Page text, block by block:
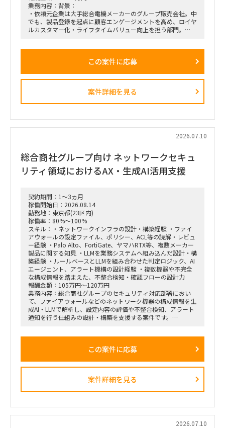
業務内容：背景：
・依頼元企業は大手総合電機メーカーのグループ販売会社。中
でも、製品登録を起点に顧客エンゲージメントを高め、ロイヤ
ルカスタマー化・ライフタイムバリュー向上を担う部門。
クト＝ヘッドホン・スピーカー等）を担当し、新規ビジネスの
・新規開発と既存カテゴリービジネスを限られたリソースで回
不可欠。だがその専門人材が社内におらず、既存メンバーが兼
務で対応。
依頼業務：
・データ統合／製販オペレーション。日次・週次・月次の各頻
度で売上状況を見て在庫補給を判断し、月末月初に実績を踏ま
・様々な種類・量のデータをざっと紐解き、経営層が意思決定
しやすい形／現場でオペレーションが回る形に整理。
性が良い。1〜2ヶ月でガッツリ作り込み、担当が1人抜けても
成立する状態にしたい。
この案件に応募
案件詳細を見る
2026.07.10
総合商社グループ向け ネットワークセキュ
リティ領域におけるAX・生成AI活用支援
契約期間：1～3ヵ月
稼働開始日：2026.08.14
勤務地：東京都(23区内)
稼働率：80%～100%
スキル：・ネットワークインフラの設計・構築経験 ・ファイ
アウォールの設定ファイル、ポリシー、ACL等の読解・レビュ
ー経験 ・Palo Alto、FortiGate、ヤマハRTX等、複数メーカー
製品に関する知見 ・LLMを業務システムへ組み込んだ設計・構
築経験 ・ルールベースとLLMを組み合わせた判定ロジック、AI
エージェント、アラート機構の設計経験 ・複数機器や不完全
な構成情報を踏まえた、不整合検知・確認フローの設計力
報酬金額：105万円～120万円
業務内容：総合商社グループのセキュリティ対応部署におい
て、ファイアウォールなどのネットワーク機器の構成情報を生
成AI・LLMで解析し、設定内容の評価や不整合検知、アラート
通知を行う仕組みの設計・構築を支援する案件です。
ィ上の問題や設定不備を検出できるAIエージェントの開発を想
LLMのみで判断するのではなく、ルールベースロジックやパタ
る確認を適切に挟むハイブリッド型の仕組みを構築していただ
きます。
■主な業務内容
・ファイアウォール設定ファイルの解析・レビュー
・ネットワーク構成、ポリシー、ACL、セグメンテーションの
この案件に応募
案件詳細を見る
2026.07.10